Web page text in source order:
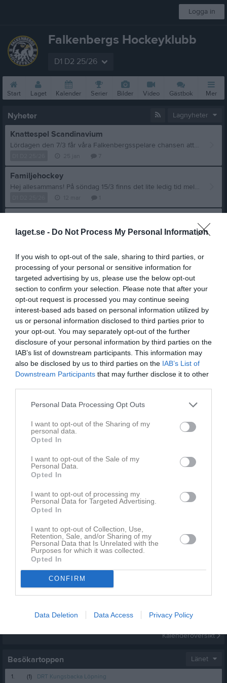
laget.se - Do Not Process My Personal Information
If you wish to opt-out of the sale, sharing to third parties, or
processing of your personal or sensitive information for
targeted advertising by us, please use the below opt-out
section to confirm your selection. Please note that after your
opt-out request is processed you may continue seeing
interest-based ads based on personal information utilized by
us or personal information disclosed to third parties prior to
your opt-out. You may separately opt-out of the further
disclosure of your personal information by third parties on the
IAB’s list of downstream participants. This information may
also be disclosed by us to third parties on the IAB’s List of
Downstream Participants that may further disclose it to other
Personal Data Processing Opt Outs
I want to opt-out of the Sharing of my
personal data.
Opted In
I want to opt-out of the Sale of my
Personal Data.
Opted In
I want to opt-out of processing my
Personal Data for Targeted Advertising.
Opted In
I want to opt-out of Collection, Use,
Retention, Sale, and/or Sharing of my
Personal Data that Is Unrelated with the
Purposes for which it was collected.
Opted In
CONFIRM
Data Deletion Data Access Privacy Policy
Logga in
Falkenbergs Hockeyklubb
D1 D2 25/26
Start Laget Kalender Serier Bilder Video Gästbok Mer
Nyheter Lagnyheter
Knattespel Scandinavium
Lördagen den 7/3 får våra Falkenbergsspelare chansen att köra knattespel i första periodpausen. Det blir en internmatch, efter att ismaskinen gjort sitt, och fram tills dess att det är 3 minuter kvar av periodpausen. Det är 16 utespelare och två målvakter som kan delta. Är det fler spelare som vill följa med upp och titta på matchen, så är de biljetterna gratis! Alla kommer att få sitta tillsammans på läktaren. Föräldrar, släkt och vänner kan köpa biljetter; 300 kr för vuxna och 175 kr för barn (barn upp till 15 år). Vi har förbokat enligt följande; 18 spelare i knattelaget, gratis 10 spelare i laget till läktaren, gratis 2 ledare till knattelaget, gratis 2 ledare till läktaren, gratis 27 vuxna, betalande 26 barn, betalande Det är först till kvarn som gäller! Vi kommer i första hand att prioritera de spelare som inte var med förra året, till att vara med och spela. Samt de spelare som regelbundet är med och tränar! Jag kommer att slutlig bekräfta vår biljettbeställning, senast den 23/2. Behöver därför er återkoppling senast 19/2. Önskar att man mailar mig sitt intresse, samt hur många föräldrar, syskon, släkt, vänner m.m. som önskar följa med. Vi behöver dock begränsa antal per barn, för att alla ska få chansen att ha med någon när och kär! Vi kommer att boka en buss, som i första hand avser spelande barn samt 2 ledare. Men i mån av plats kan vi ta fler. Jag önskar därmed att man i mailet även anger om man önskar plats för sitt barn på bussen! Maila mig på sara@ppprecording.se
Familjehockey
Hej allesammans! På söndag 15/3 finns det lite ledig tid mellan 16 och 18:45 i vår fina Barbacool (ishallen). Vi tänkte köra lite fri åkning för medlemmar i klubben. Både ledare, föräldrar och spelare, från och med D och uppåt, är välkomna på isen denna tiden. Vi hoppas att kunna få till lite matchspel så rusta er så gott det går. Detta är ingen ledarledd aktivitet utan var och en ansvarar för sig själv och sitt/sina barn. Vid frågor kan ni kontakta Ingrid på 0767-961832.
Hej! Klistrar in en text nedan angående info som jag fått idag rörande U9 sammandrag på söndag. Viktigt för föräldrar till berörda barn att ni tar del av detta! På söndag så sammandrag i Rambergsrinken som vi i FHC håller i pga Gothenburg Horse Show så Valhallarinken upptaget. Då detta inte är vår hemmaarena så tacksam för ert samarbete så vi får detta sammandrag att fungera bra! Pga detta så gäller lite andra tider mm: - omklädningsrum har vi tillgång till från kl 0815 dvs 45 min före matchstart. Kommer ni tidigare så risk ni får vänta i bilarna för vaktmästarna inte på plats så vänligen notera tiden. Med det sagt också bra att informera föräldrar om att bra att barnen är ombytta med underställ osv redan när de kommer. - det finns inget fik i Rambergsrinken eller möjlighet till kaffe så med det sagt vänligen informera ledare/föräldrar om att man behöver ta med kaffe själv i termos om det önskas liksom fika eller dylikt - det finns begränsat med omklädningsrum i Rambergsrinken och matcher direkt efteråt så vi fyra lag som kör sammandraget kommer att få dela omklädningsrum två lag i respektive omklädningsrum. Med det sagt så än en gång bra att spelarna är ombytta med underställ osv redan när de kommer. Trycker också på att det är extra viktigt att ni informerar föräldrar till spelare i laget om att föräldrar inte är tillåtna i eller utanför omklädningsrum och inte heller i båsen utan i dessa utrymmen får enbart spelare och ledare vara. Föräldrar får titta på matchen vid sargen.
Visa fler nyheter
Nyheter från föreningen
Årsmöte 17 juni
10 jul
SDHL Frölunda - Malmö 29 augusti
Senast uppladdade video
Logga in och ladda upp ert första klipp
Scandinavium 1/2
27 bilder
På gång
Kalenderöversikt
Besökartoppen Länet
1. (1) DRT Kungsbacka Löpning